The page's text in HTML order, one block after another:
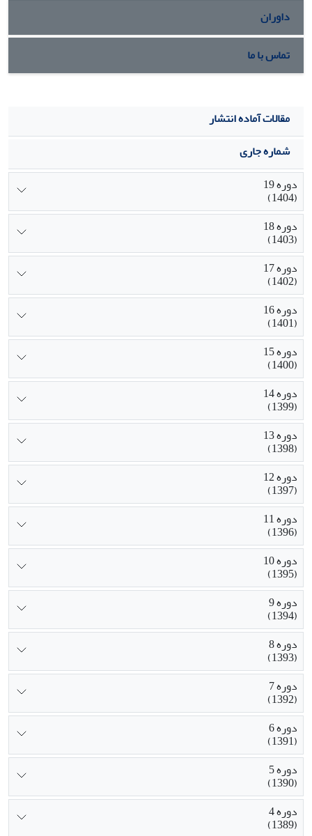
داوران
تماس با ما
مقالات آماده انتشار
شماره جاری
دوره 19
(1404)
دوره 18
(1403)
دوره 17
(1402)
دوره 16
(1401)
دوره 15
(1400)
دوره 14
(1399)
دوره 13
(1398)
دوره 12
(1397)
دوره 11
(1396)
دوره 10
(1395)
دوره 9
(1394)
دوره 8
(1393)
دوره 7
(1392)
دوره 6
(1391)
دوره 5
(1390)
دوره 4
(1389)